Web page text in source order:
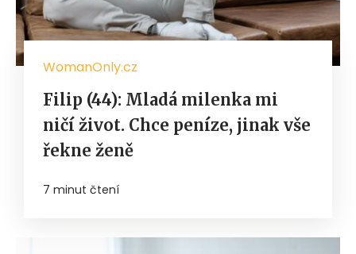
WomanOnly.cz
Filip (44): Mladá milenka mi
ničí život. Chce peníze, jinak vše
řekne ženě
7 minut čtení